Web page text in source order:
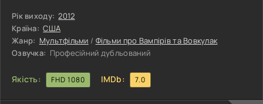
клянеться, що готель завжди буде безпечним притулком і
місцем відпочинку для монстрів усього світу. Водночас
Дракула намагається захистити свою доньку від небезпек
світу людей і закликає Мевіс триматися подалі від людей.
У наші дні
Рік виходу: 2012
Країна: США
Жанр: Мультфільми / Фільми про Вампірів та Вовкулак
Озвучка: Професійний дубльований
Якість: FHD 1080 IMDb: 7.0